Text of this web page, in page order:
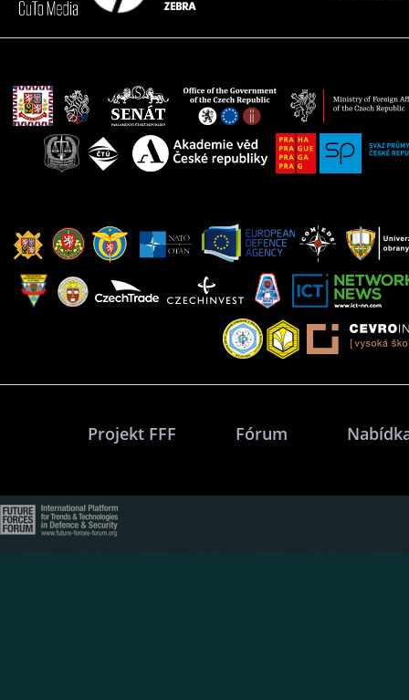
Projekt FFF Fórum